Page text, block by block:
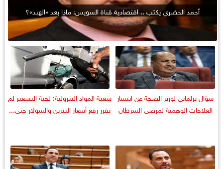
أحمد الحضري يكتب .. اقتصادية قناة السويس: ماذا بعد «الهبد»؟
سؤال برلماني لوزير الصحة عن انتشار
العلاجات الوهمية لمرضى السرطان
شعبة المواد البترولية: لجنة التسعير لم
تقرر رفع أسعار البنزين والسولار حتى...